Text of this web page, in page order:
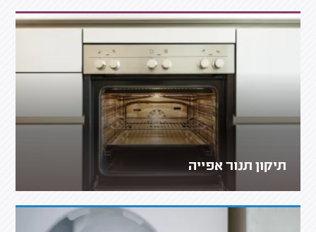
תיקון תנור אפייה